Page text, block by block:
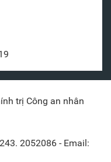
trị Công an nhân
2052086 - Email: